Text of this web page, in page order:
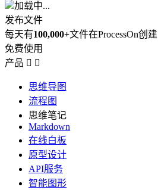
加载中...
发布文件
每天有100,000+文件在ProcessOn创建
免费使用
产品  
思维导图
流程图
思维笔记
Markdown
在线白板
原型设计
API服务
智能图形